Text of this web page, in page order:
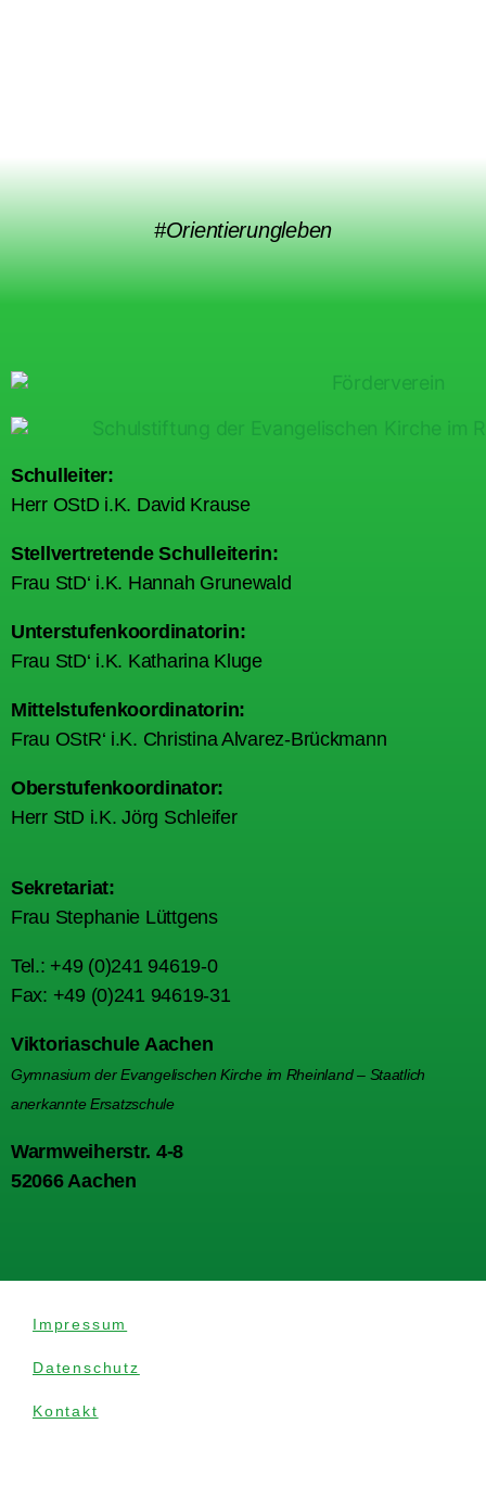
#Orientierungleben
Schulleiter:
Herr OStD i.K. David Krause
Stellvertretende Schulleiterin:
Frau StD‘ i.K. Hannah Grunewald
Unterstufenkoordinatorin:
Frau StD‘ i.K. Katharina Kluge
Mittelstufenkoordinatorin:
Frau OStR‘ i.K. Christina Alvarez-Brückmann
Oberstufenkoordinator:
Herr StD i.K. Jörg Schleifer
Sekretariat:
Frau Stephanie Lüttgens
Tel.: +49 (0)241 94619-0
Fax: +49 (0)241 94619-31
Viktoriaschule Aachen
Gymnasium der Evangelischen Kirche im Rheinland – Staatlich
anerkannte Ersatzschule
Warmweiherstr. 4-8
52066 Aachen
Impressum
Datenschutz
Kontakt